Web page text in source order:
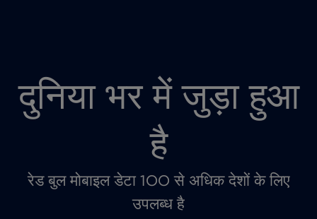
दुनिया भर में जुड़ा हुआ
है
रेड बुल मोबाइल डेटा 100 से अधिक देशों के लिए
उपलब्ध है